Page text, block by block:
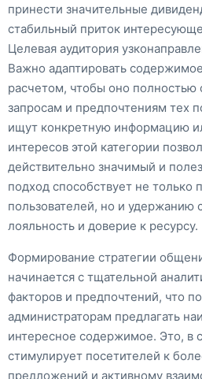
принести значительные
стабильный приток
Целевая аудитория
Важно адаптировать
расчетом, чтобы оно полностью
запросам и предпочтениям тех
ищут конкретную информацию
интересов этой категории
действительно значимый и
подход способствует не
пользователей, но и удержанию
лояльность и доверие к ресурсу.
Формирование стратегии
начинается с тщательной
факторов и предпочтений, что
администраторам предлагать
интересное содержимое. Это, в
стимулирует посетителей к
предложений и активному